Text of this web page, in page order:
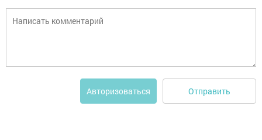
Авторизоваться Отправить